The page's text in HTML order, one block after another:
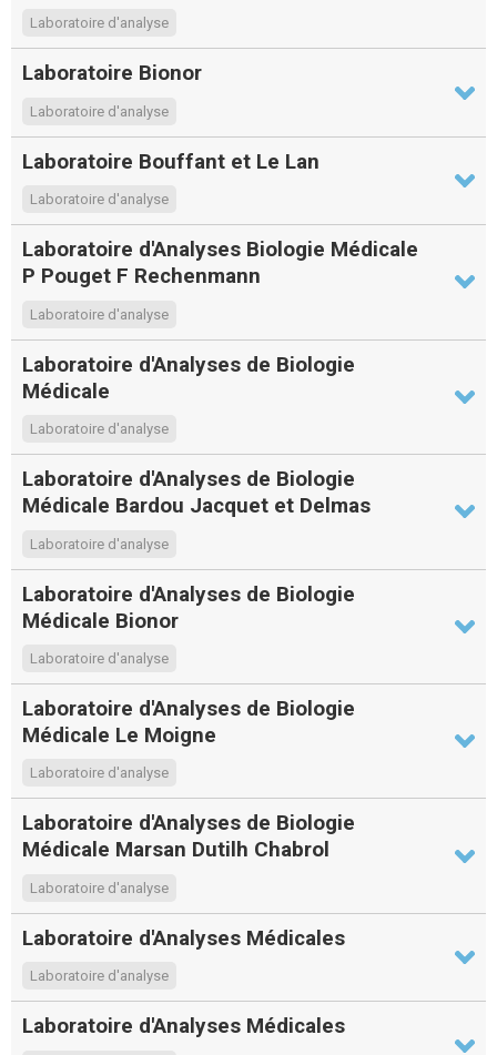
Laboratoire d'analyse
Laboratoire Bionor
Laboratoire d'analyse
Laboratoire Bouffant et Le Lan
Laboratoire d'analyse
Laboratoire d'Analyses Biologie Médicale
P Pouget F Rechenmann
Laboratoire d'analyse
Laboratoire d'Analyses de Biologie
Médicale
Laboratoire d'analyse
Laboratoire d'Analyses de Biologie
Médicale Bardou Jacquet et Delmas
Laboratoire d'analyse
Laboratoire d'Analyses de Biologie
Médicale Bionor
Laboratoire d'analyse
Laboratoire d'Analyses de Biologie
Médicale Le Moigne
Laboratoire d'analyse
Laboratoire d'Analyses de Biologie
Médicale Marsan Dutilh Chabrol
Laboratoire d'analyse
Laboratoire d'Analyses Médicales
Laboratoire d'analyse
Laboratoire d'Analyses Médicales